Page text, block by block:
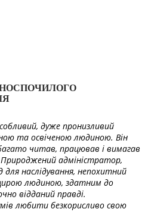
дуже пронизливий
та освіченою людиною. Він
багато читав, працював і вимагав
Природжений адміністратор,
наслідування, непохитний
людиною, здатним до
відданий правді.
любити безкорисливо свою